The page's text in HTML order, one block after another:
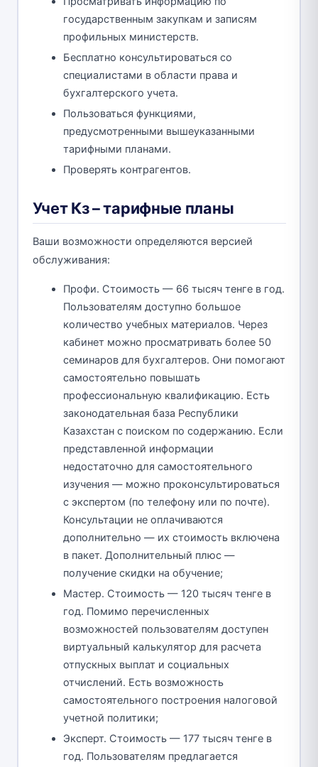
государственным закупкам и записям
профильных министерств.
Бесплатно консультироваться со
специалистами в области права и
бухгалтерского учета.
Пользоваться функциями,
предусмотренными вышеуказанными
тарифными планами.
Проверять контрагентов.
Учет Кз – тарифные планы
Ваши возможности определяются версией
обслуживания:
Профи. Стоимость — 66 тысяч тенге в год.
Пользователям доступно большое
количество учебных материалов. Через
кабинет можно просматривать более 50
семинаров для бухгалтеров. Они помогают
самостоятельно повышать
профессиональную квалификацию. Есть
законодательная база Республики
Казахстан с поиском по содержанию. Если
представленной информации
недостаточно для самостоятельного
изучения — можно проконсультироваться
с экспертом (по телефону или по почте).
Консультации не оплачиваются
дополнительно — их стоимость включена
в пакет. Дополнительный плюс —
получение скидки на обучение;
Мастер. Стоимость — 120 тысяч тенге в
год. Помимо перечисленных
возможностей пользователям доступен
виртуальный калькулятор для расчета
отпускных выплат и социальных
отчислений. Есть возможность
самостоятельного построения налоговой
учетной политики;
Эксперт. Стоимость — 177 тысяч тенге в
год. Пользователям предлагается